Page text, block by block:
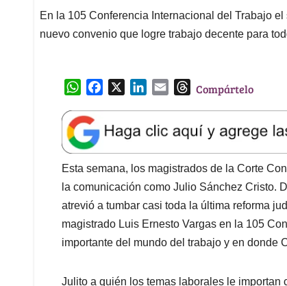
En la 105 Conferencia Internacional del Trabajo
nuevo convenio que logre trabajo decente para
W
a
t
s
A
p
p
e
b
o
o
k
k
e
d
I
n
l
T
e
a
d
s
Compártelo
Esta semana, los magistrados de la Corte
la comunicación como Julio Sánchez Cristo.
atrevió a tumbar casi toda la última reforma
magistrado Luis Ernesto Vargas en la 105
importante del mundo del trabajo y en donde
Julito a quién los temas laborales le importan